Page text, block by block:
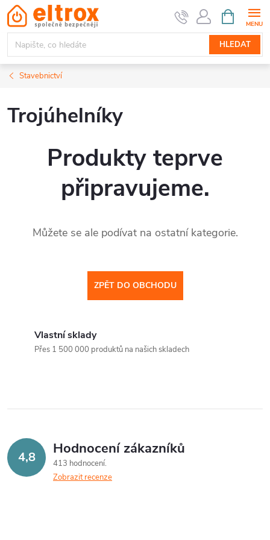
Přejít
na
obsah
HLEDAT
NÁKUPNÍ
KOŠÍK
Stavebnictví
Trojúhelníky
Produkty teprve
připravujeme.
Můžete se ale podívat na ostatní kategorie.
ZPĚT DO OBCHODU
Vlastní sklady
Přes 1 500 000 produktů na našich skladech
4,8 Hodnocení zákazníků
413 hodnocení
Zobrazit recenze